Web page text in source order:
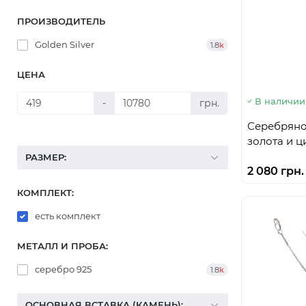
ПРОИЗВОДИТЕЛЬ
Golden Silver 1.8k
ЦЕНА
- грн.
РАЗМЕР:
КОМПЛЕКТ:
есть комплект
МЕТАЛЛ И ПРОБА:
серебро 925 1.8k
В наличии
золота и
2 080 грн.